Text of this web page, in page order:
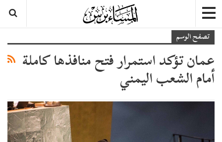
تصفح الوسم
عمان تؤكد استمرار فتح منافذها كاملة
أمام الشعب اليمني